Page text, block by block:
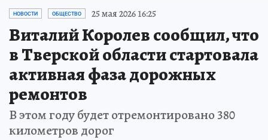
НОВОСТИ ОБЩЕСТВО 25 мая 2026 16:25
Виталий Королев сообщил, что
в Тверской области стартовала
активная фаза дорожных
ремонтов
В этом году будет отремонтировано 380
километров дорог